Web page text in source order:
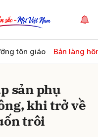
tôn giáo Bản làng
sản phụ
khi trở về
trôi